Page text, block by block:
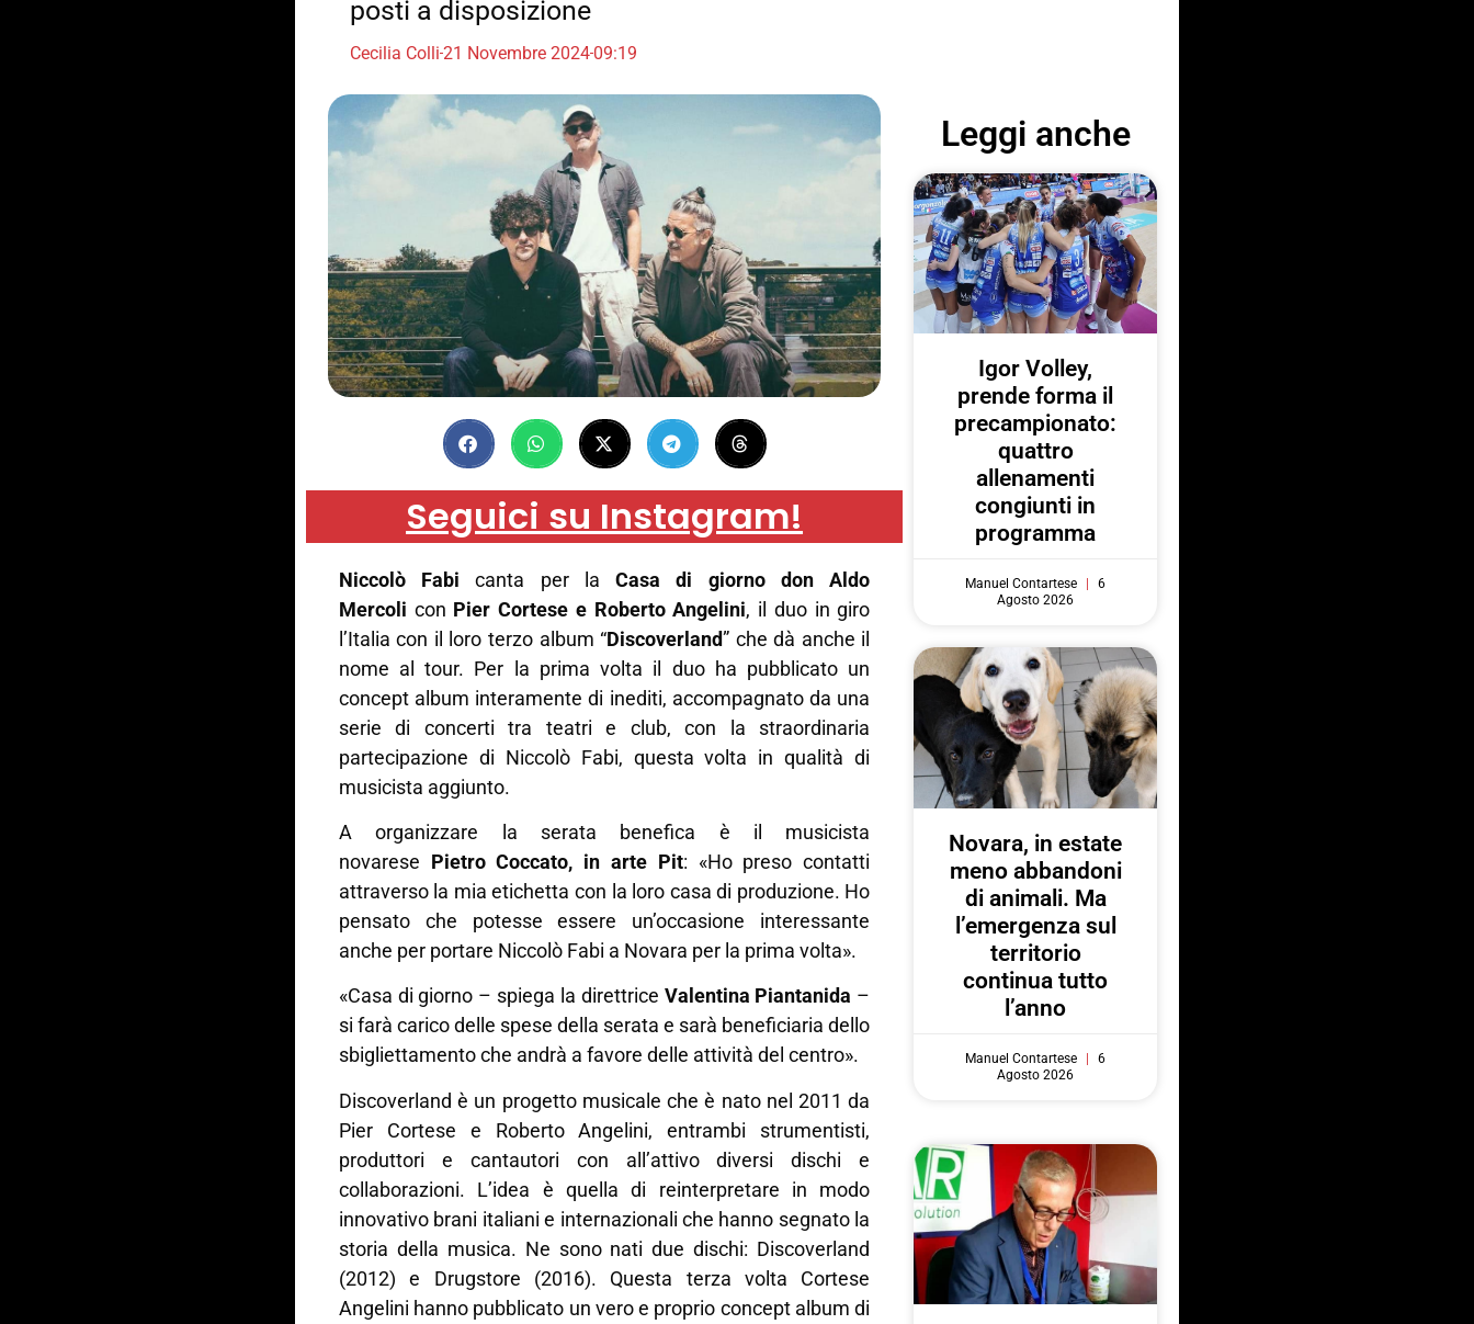
posti a disposizione
Cecilia Colli21 Novembre 202409:19
Seguici su Instagram!
Niccolò Fabi canta per laCasa di giorno don Aldo
Mercoli con Pier Cortese e Roberto Angelini, il duo in giro
l’Italia con il loro terzo album “Discoverland” che dà anche il
nome al tour. Per la prima volta il duo ha pubblicato un
concept album interamente di inediti, accompagnato da una
serie di concerti tra teatri e club, con la straordinaria
partecipazione di Niccolò Fabi, questa volta in qualità di
musicista aggiunto.
A organizzare la serata benefica è il musicista
novarese Pietro Coccato, in arte Pit: «Ho preso contatti
attraverso la mia etichetta con la loro casa di produzione. Ho
pensato che potesse essere un’occasione interessante
anche per portare Niccolò Fabi a Novara per la prima volta».
«Casa di giorno – spiega la direttrice Valentina Piantanida –
si farà carico delle spese della serata e sarà beneficiaria dello
sbigliettamento che andrà a favore delle attività del centro».
Discoverland è un progetto musicale che è nato nel 2011 da
Pier Cortese e Roberto Angelini, entrambi strumentisti,
produttori e cantautori con all’attivo diversi dischi e
collaborazioni. L’idea è quella di reinterpretare in modo
innovativo brani italiani e internazionali che hanno segnato la
storia della musica. Ne sono nati due dischi: Discoverland
(2012) e Drugstore (2016). Questa terza volta Cortese
Angelini hanno pubblicato un vero e proprio concept album di
Leggi anche
Igor Volley,
prende forma il
precampionato:
quattro
allenamenti
congiunti in
programma
Manuel Contartese
6
Agosto 2026
Novara, in estate
meno abbandoni
di animali. Ma
l’emergenza sul
territorio
continua tutto
l’anno
Manuel Contartese
6
Agosto 2026